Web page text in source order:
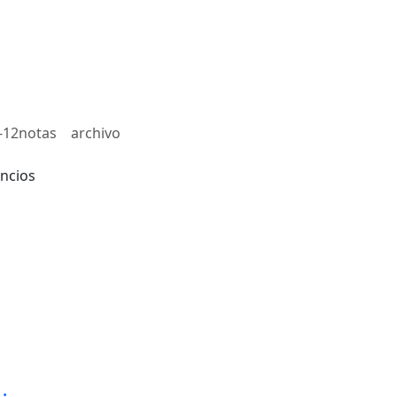
12notas archivo